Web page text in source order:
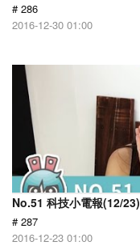
# 286
2016-12-30 01:00
No.51 科技小電報(12/23)
# 287
2016-12-23 01:00